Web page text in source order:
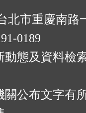
北市重慶南路
0189
態及資料檢
公布文字有